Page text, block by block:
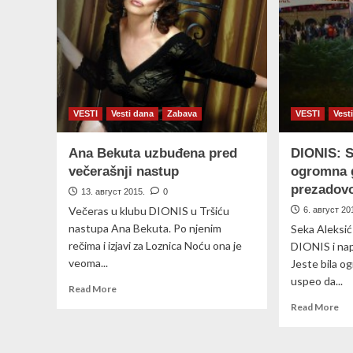
звезде
VESTI Vesti dana Zabava
Ana Bekuta uzbuđena pred
večerašnji nastup
13. август 2015. 0
Večeras u klubu DIONIS u Tršiću
nastupa Ana Bekuta. Po njenim
rečima i izjavi za Loznica Noću ona je
veoma...
Read MoreRead
VESTI
DIONIS:
ogromna
6. август
Seka
DIONIS i
Jeste bila
uspeo da...
Read More